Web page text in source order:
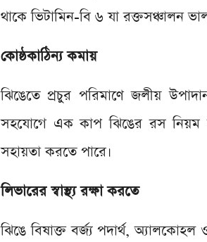
থাকে ভিটামিন-বি ৬ যা রক্তসঞ্চালন
কোষ্ঠকাঠিন্য কমায়
ঝিঙেতে প্রচুর পরিমাণে জলীয়
সহযোগে এক কাপ ঝিঙের রস নিয়ম
সহায়তা করতে পারে।
লিভারের স্বাস্থ্য রক্ষা করতে
ঝিঙে বিষাক্ত বর্জ্য পদার্থ,